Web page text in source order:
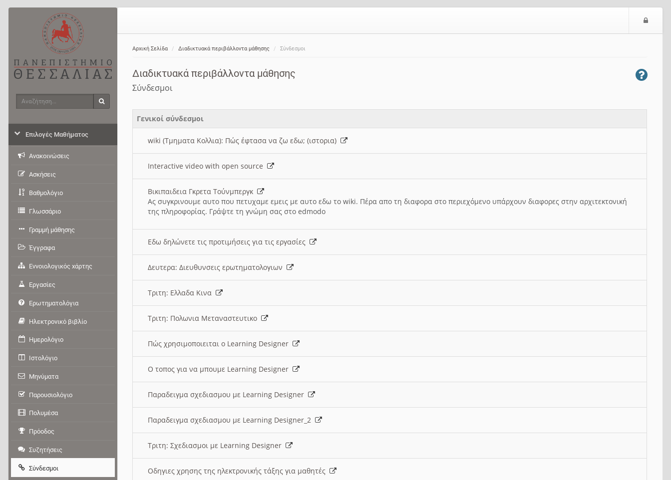
Αρχική Σελίδα Διαδικτυακά περιβάλλοντα μάθησης Σύνδεσμοι
Διαδικτυακά περιβάλλοντα μάθησης
Σύνδεσμοι
Γενικοί σύνδεσμοι
wiki (Τμηματα Κολλια): Πώς έφτασα να ζω εδω; (ιστορια)
Interactive video with open source
Βικιπαιδεια Γκρετα Τούνμπεργκ
Ας συγκρινουμε αυτο που πετυχαμε εμεις με αυτο εδω το wiki. Πέρα απο τη διαφορα στο περιεχόμενο υπάρχουν διαφορες στην αρχιτεκτονική
της πληροφορίας. Γράψτε τη γνώμη σας στο edmodo
Εδω δηλώνετε τις προτιμήσεις για τις εργασίες
Δευτερα: Διευθυνσεις ερωτηματολογιων
Τριτη: Ελλαδα Κινα
Τριτη: Πολωνια Μεταναστευτικο
Πώς χρησιμοποιειται ο Learning Designer
O τοπος για να μπουμε Learning Designer
Παραδειγμα σχεδιασμου με Learning Designer
Παραδειγμα σχεδιασμου με Learning Designer_2
Τριτη: Σχεδιασμοι με Learning Designer
Οδηγιες χρησης της ηλεκτρονικής τάξης για μαθητές
Αναζήτηση
Επιλογές Μαθήματος
Ανακοινώσεις
Ασκήσεις
Βαθμολόγιο
Γλωσσάριο
Γραμμή μάθησης
Έγγραφα
Εννοιολογικός χάρτης
Εργασίες
Ερωτηματολόγια
Ηλεκτρονικό βιβλίο
Ημερολόγιο
Ιστολόγιο
Μηνύματα
Παρουσιολόγιο
Πολυμέσα
Πρόοδος
Συζητήσεις
Σύνδεσμοι